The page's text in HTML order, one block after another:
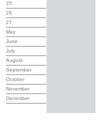
25
26
27
May
June
July
August
September
October
November
December